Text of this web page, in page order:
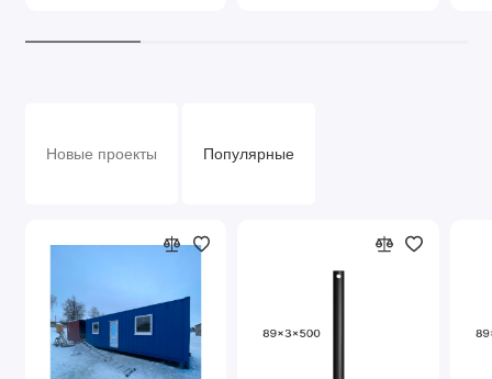
Новые проекты Популярные